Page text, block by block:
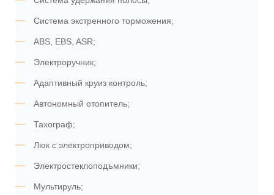
Система экстренного торможения;
ABS, EBS, ASR;
Электроручник;
Адаптивный круиз контроль;
Автономный отопитель;
Тахограф;
Люк с электроприводом;
Электростеклоподъмники;
Мультируль;